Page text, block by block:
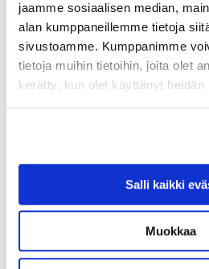
jaamme sosiaalisen median,
alan kumppaneillemme tietoja
sivustoamme. Kumppanimme
tietoja muihin tietoihin, joita olet
kerätty, kun olet käyttänyt heidän
Salli kaikki
Muokkaa
työpaikat löydät täältä.
käynnistyy meillä
avoimet työpaikat julkaistaan
meillä ei ole juuri nyt
työtehtävään, otamme
myös avoimia
Avoimet